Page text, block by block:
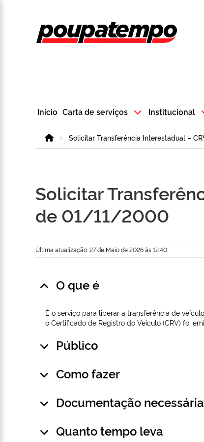
Logo do
Início Carta de serviços Institucional
HomeSolicitar Transferência Interestadual –
Solicitar
de 01/11/2000
Última atualização: 27 de Maio de 2026 às 12:40
O que é
É o serviço para liberar a transferência de
o Certificado de Registro do Veículo (CRV) foi
Público
Como fazer
Documentação necessária
Quanto tempo leva